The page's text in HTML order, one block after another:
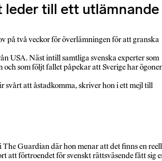
leder till ett utlämnande
på två veckor för överlämningen för att granska
USA. Näst intill samtliga svenska experter som
som följt fallet påpekar att Sverige har
svårt att åstadkomma, skriver hon i ett mejl till
Guardian där hon menar att det finns en reell
att förtroendet för svenskt rättsväsende fått sig